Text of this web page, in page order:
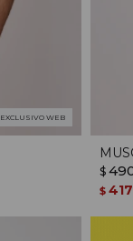
EXCLUSIVO WEB
$
$ 417